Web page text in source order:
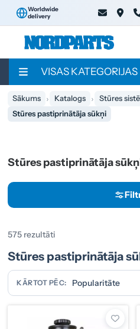
Worldwide
delivery
VISAS KATEGORIJAS
Sākums Katalogs
Stūres
Stūres pastiprinātāja sūkņi
Stūres pastiprinātāja
575 rezultāti
Stūres pastiprinātāja
KĀRTOT PĒC: